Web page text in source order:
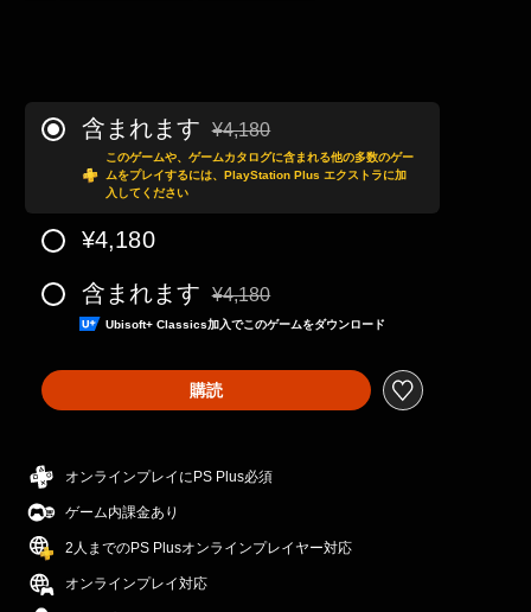
含まれます 通常価格¥4,180より値引き
¥4,180
このゲームや、ゲームカタログに含まれる他の多数のゲー
ムをプレイするには、PlayStation Plus エクストラに加
入してください
¥4,180
含まれます 通常価格¥4,180より値引き
¥4,180
Ubisoft+ Classics加入でこのゲームをダウンロード
購読
オンラインプレイにPS Plus必須
ゲーム内課金あり
2人までのPS Plusオンラインプレイヤー対応
オンラインプレイ対応